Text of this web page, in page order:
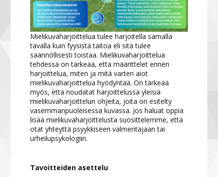
Mielikuvaharjoittelua tulee harjoitella samalla
tavalla kuin fyysistä taitoa eli sitä tulee
säännöllisesti toistaa. Mielikuvaharjoittelua
tehdessä on tärkeää, että määrittelet ennen
harjoittelua, miten ja mitä varten aiot
mielikuvaharjoittelua hyödyntää. On tärkeää
myös, että noudatat harjoittelussa yleisiä
mielikuvaharjoittelun ohjeita, joita on esitelty
vasemmanpuoleisessa kuvassa. Jos haluat oppia
lisää mielikuvaharjoittelusta suosittelemme, että
otat yhteyttä psyykkiseen valmentajaan tai
urheilupsykologiin.
Tavoitteiden asettelu